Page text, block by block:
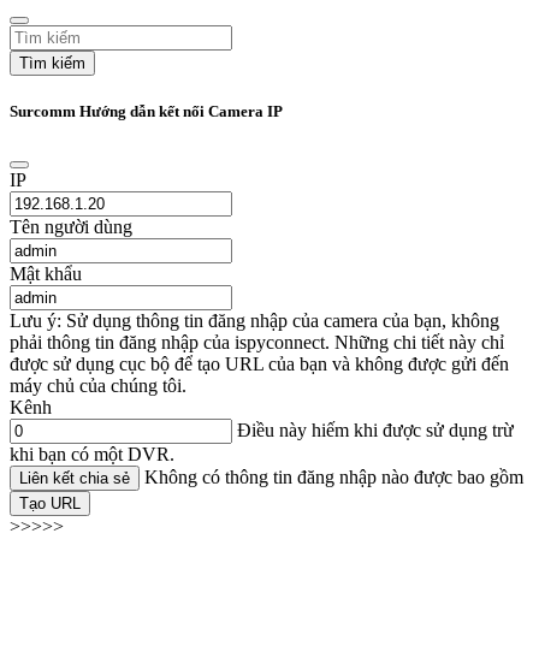
Tìm kiếm
Surcomm Hướng dẫn kết nối Camera IP
IP
Tên người dùng
Mật khẩu
Lưu ý: Sử dụng thông tin đăng nhập của camera của bạn, không
phải thông tin đăng nhập của ispyconnect. Những chi tiết này chỉ
được sử dụng cục bộ để tạo URL của bạn và không được gửi đến
máy chủ của chúng tôi.
Kênh
Điều này hiếm khi được sử dụng trừ
khi bạn có một DVR.
Liên kết chia sẻ Không có thông tin đăng nhập nào được bao gồm
Tạo URL
>>>>>